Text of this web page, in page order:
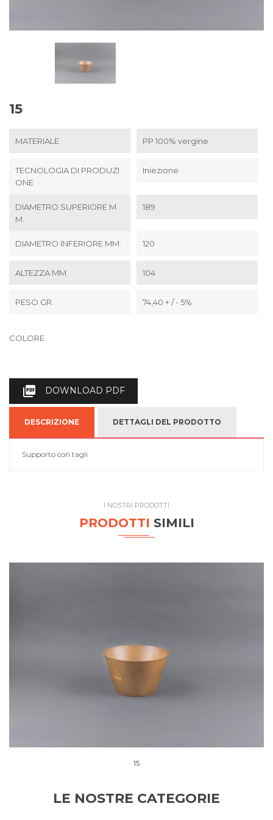
15
MATERIALE PP 100% vergine
TECNOLOGIA DI PRODUZI
ONE
Iniezione
DIAMETRO SUPERIORE M
M.
189
DIAMETRO INFERIORE MM. 120
ALTEZZA MM. 104
PESO GR. 74,40 + / - 5%
COLORE
 DOWNLOAD PDF
DESCRIZIONE DETTAGLI DEL PRODOTTO
Supporto con tagli
I NOSTRI PRODOTTI
PRODOTTI SIMILI
15
LE NOSTRE CATEGORIE